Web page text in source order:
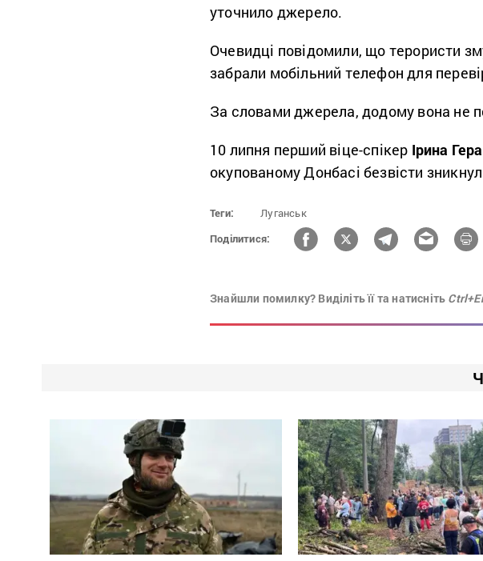
уточнило джерело.
Очевидці повідомили, що терористи
забрали мобільний телефон для
За словами джерела, додому вона не
10 липня перший віце-спікер Ірина
окупованому Донбасі безвісти
Теги:
Луганськ
Поділитися:
Знайшли помилку? Виділіть її та натисніть